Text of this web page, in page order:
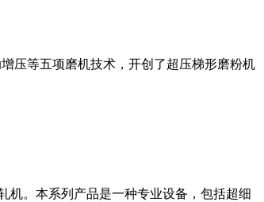
压等五项磨机技术，开创了超压梯形磨粉机
机。本系列产品是一种专业设备，包括超细